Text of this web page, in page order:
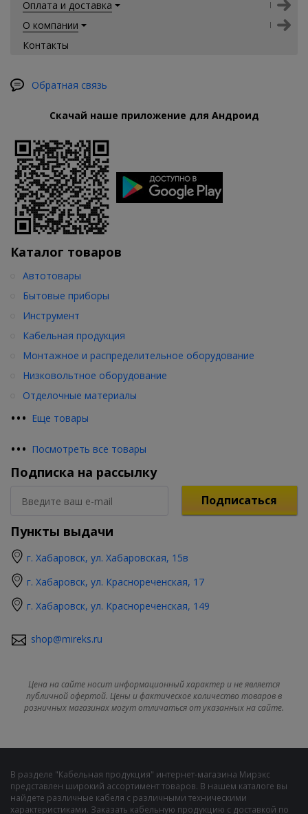
Оплата и доставка
О компании
Контакты
Обратная связь
Скачай наше приложение для Андроид
Каталог товаров
••• Еще товары
Автотовары
Бытовые приборы
Инструмент
Кабельная продукция
Монтажное и распределительное оборудование
Низковольтное оборудование
Отделочные материалы
••• Посмотреть все товары
Подписка на рассылку
Подписаться
Пункты выдачи
г. Хабаровск, ул. Хабаровская, 15в
г. Хабаровск, ул. Краснореченская, 17
г. Хабаровск, ул. Краснореченская, 149
shop@mireks.ru
Цена на сайте носит информационный характер и не является
публичной офертой. Цены и фактическое количество товаров в
розничных магазинах могут отличаться от указанных на сайте.
В разделе "Кабельная продукция" интернет-магазина Мирэкс
представлен широкий ассортимент товаров. В нашем каталоге вы
найдете различные кабеля с различными техническими
характеристиками. Заказать кабельную продукцию с доставкой по